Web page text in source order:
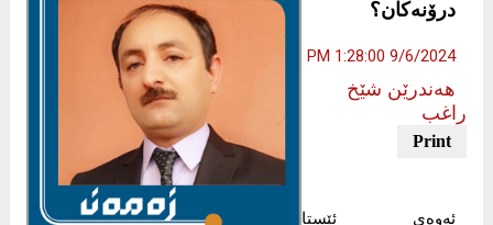
درۆنەكان؟
9/6/2024 1:28:00 PM
هەندرێن شێخ
راغب
ئەوەی ئێستا